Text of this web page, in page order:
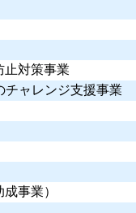
止対策事業
チャレンジ支援事業
事業）